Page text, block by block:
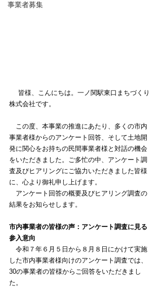
事業者募集
皆様、こんにちは。一ノ関駅東口まちづくり
株式会社です。
この度、本事業の推進にあたり、多くの市内
事業者様からのアンケート回答、そして土地開
発に関心をお持ちの民間事業者様と対話の機会
をいただきました。ご多忙の中、アンケート調
査及びヒアリングにご協力いただきました皆様
に、心より御礼申し上げます。
アンケート回答の概要及びヒアリング調査の
結果をお知らせします。
市内事業者の皆様の声：アンケート調査に見る
参入意向
令和７年６月５日から８月８日にかけて実施
した市内事業者様向けのアンケート調査では、
30の事業者の皆様からご回答をいただきまし
た。